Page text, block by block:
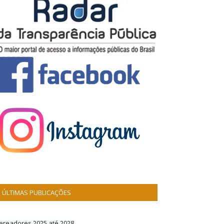
ÚLTIMAS PUBLICAÇÕES